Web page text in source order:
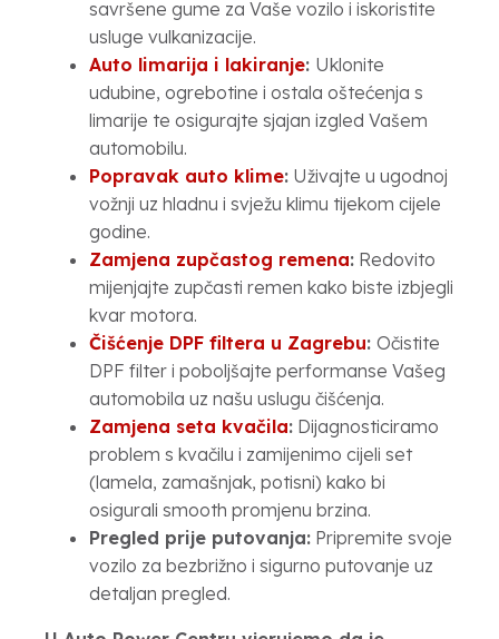
savršene gume za Vaše vozilo i iskoristite
usluge vulkanizacije.
Auto limarija i lakiranje: Uklonite
udubine, ogrebotine i ostala oštećenja s
limarije te osigurajte sjajan izgled Vašem
automobilu.
Popravak auto klime: Uživajte u ugodnoj
vožnji uz hladnu i svježu klimu tijekom cijele
godine.
Zamjena zupčastog remena: Redovito
mijenjajte zupčasti remen kako biste izbjegli
kvar motora.
Čišćenje DPF filtera u Zagrebu: Očistite
DPF filter i poboljšajte performanse Vašeg
automobila uz našu uslugu čišćenja.
Zamjena seta kvačila: Dijagnosticiramo
problem s kvačilu i zamijenimo cijeli set
(lamela, zamašnjak, potisni) kako bi
osigurali smooth promjenu brzina.
Pregled prije putovanja: Pripremite svoje
vozilo za bezbrižno i sigurno putovanje uz
detaljan pregled.